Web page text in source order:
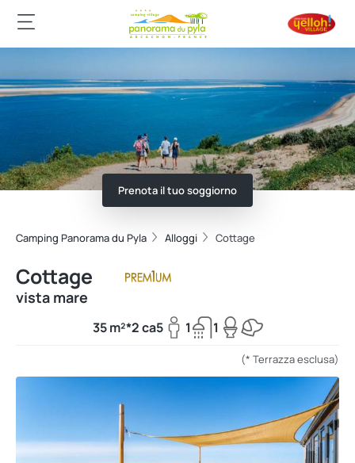
Prenota il tuo soggiorno
Camping Panorama du Pyla Alloggi Cottage
Cottage
vista mare
35 m²*2 ca5 1 1
(* Terrazza esclusa)